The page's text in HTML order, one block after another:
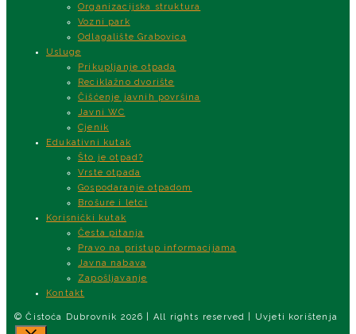
Organizacijska struktura
Vozni park
Odlagalište Grabovica
Usluge
Prikupljanje otpada
Reciklažno dvorište
Čišćenje javnih površina
Javni WC
Cjenik
Edukativni kutak
Što je otpad?
Vrste otpada
Gospodaranje otpadom
Brošure i letci
Korisnički kutak
Česta pitanja
Pravo na pristup informacijama
Javna nabava
Zapošljavanje
Kontakt
© Čistoća Dubrovnik 2026 | All rights reserved | Uvjeti korištenja